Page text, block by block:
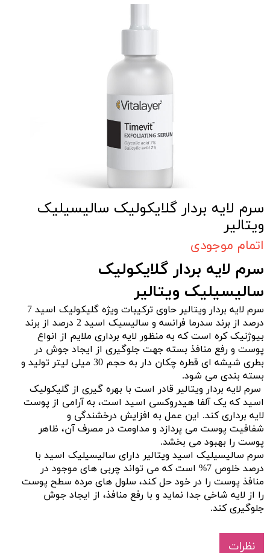
سرم لایه بردار گلایکولیک سالیسیلیک
ویتالیر
اتمام موجودی
سرم لایه بردار گلایکولیک
سالیسیلیک ویتالیر
سرم لایه بردار ویتالیر حاوی ترکیبات ویژه گلیکولیک اسید 7
درصد از برند سدرما فرانسه و سالیسیک اسید 2 درصد از برند
بیوژنیک کره است که به منظور لایه برداری ملایم از انواع
پوست و رفع منافذ بسته جهت جلوگیری از ایجاد جوش در
بطری شیشه ای قطره چکان دار به حجم 30 میلی لیتر تولید و
بسته بندی می شود.
سرم لایه بردار ویتالیر قادر است با بهره گیری از گلیکولیک
اسید که یک آلفا هیدروکسی اسید است، به آرامی از پوست
لایه برداری کند. این عمل به افزایش درخشندگی و
شفافیت پوست می پردازد و مداومت در مصرف آن، ظاهر
پوست را بهبود می بخشد.
سرم سالیسیلیک اسید ویتالیر دارای سالیسیلیک اسید با
درصد خلوص 7% است که می تواند چربی های موجود در
منافذ پوست را در خود حل کند، سلول های مرده سطح پوست
را از لایه شاخی جدا نماید و با رفع منافذ، از ایجاد جوش
جلوگیری کند.
نظرات